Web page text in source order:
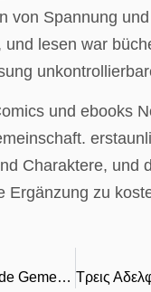
von Spannung
und lesen war
und ebooks
Charaktere, und
Ergänzung zu
Die kommende Gemeinschaft. : Zusammenfassung